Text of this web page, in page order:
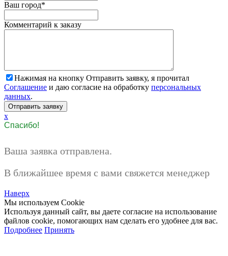
Ваш город*
Комментарий к заказу
Нажимая на кнопку Отправить заявку, я прочитал
Соглашение и даю согласие на обработку персональных
данных.
x
Спасибо!
Ваша заявка отправлена.
В ближайшее время с вами свяжется менеджер
Наверх
Мы используем Cookie
Используя данный сайт, вы даете согласие на использование
файлов cookie, помогающих нам сделать его удобнее для вас.
Подробнее Принять